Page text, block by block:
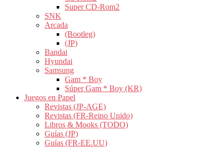
Super CD-Rom2
SNK
Arcada
(Bootleg)
(JP)
Bandai
Hyundai
Samsung
Gam * Boy
Súper Gam * Boy (KR)
Juegos en Papel
Revistas (JP-AGE)
Revistas (FR-Reino Unido)
Libros & Mooks (TODO)
Guías (JP)
Guías (FR-EE.UU)